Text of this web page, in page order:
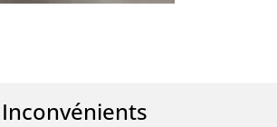
Inconvénients